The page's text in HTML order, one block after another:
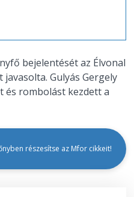
bejelentését az Élvonal
Gulyás Gergely
és rombolást kezdett a
részesítse az Mfor cikkeit!